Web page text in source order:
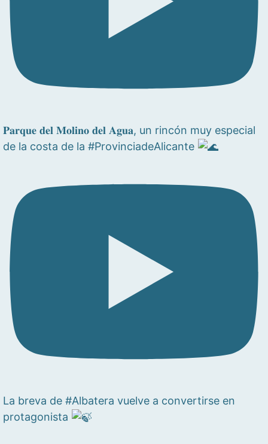
𝐏𝐚𝐫𝐪𝐮𝐞 𝐝𝐞𝐥 𝐌𝐨𝐥𝐢𝐧𝐨 𝐝𝐞𝐥 𝐀𝐠𝐮𝐚, un rincón muy especial
de la costa de la #ProvinciadeAlicante
La breva de #Albatera vuelve a convertirse en
protagonista